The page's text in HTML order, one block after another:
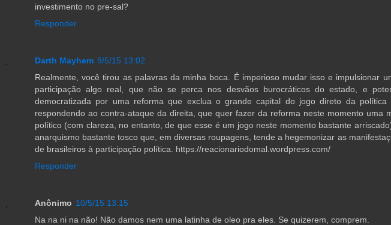
investimento no pre-sal?
Responder
Darth Mayhem 9/5/15 13:02
Realmente, você tirou as palavras da minha boca. É imperioso mudar isso e impulsionar
participação algo real, que não se perca nos desvãos burocráticos do estado, e
democratizada por uma reforma que exclua o grande capital do jogo direto da política
respondendo ao contra-ataque da direita, que quer fazer da reforma neste momento uma
político (com clareza, no entanto, de que esse é um jogo neste momento bastante
anarquismo bastante tosco que, em diversas roupagens, tende a hegemonizar as
de brasileiros à participação política. https://reacionariodomal.wordpress.com/
Responder
Anônimo 10/5/15 13:15
Na na ni na não! Não damos nem uma latinha de oleo pra eles. Se quizerem, comprem.